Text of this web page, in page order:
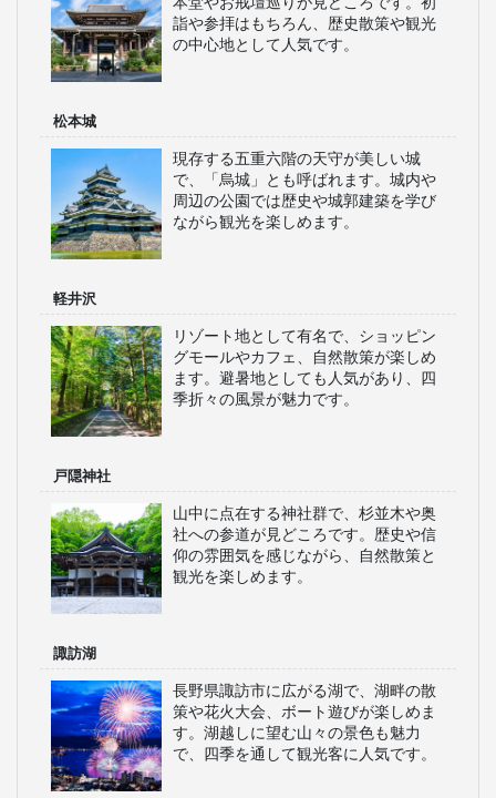
WILLERスタッフ厳選！
長野の見どころ
上高地
折々の景色を楽しめる観光スポットで
す。
善光寺
の中心地として人気です。
松本城
ながら観光を楽しめます。
軽井沢